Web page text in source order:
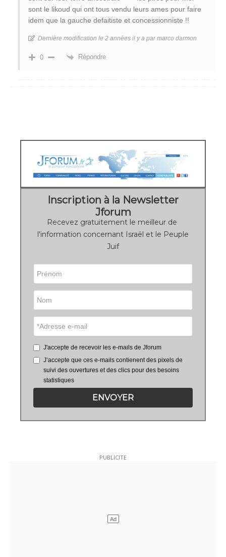
sont le likoud qui ont tous vendu leurs ames pour faire
idem que la gauche defaitiste et concessionniste !!
Dernière modification le 2 années il y a par marco darmon
0 Répondre
Inscription à la Newsletter
Jforum
Recevez gratuitement le meilleur de
l'information concernant Israël et le Peuple
Juif
J'accepte de recevoir les e-mails de Jforum
J’accepte que ces e-mails contienent des pixels de
suivi des ouvertures et des clics pour des besoins
statistiques
ENVOYER